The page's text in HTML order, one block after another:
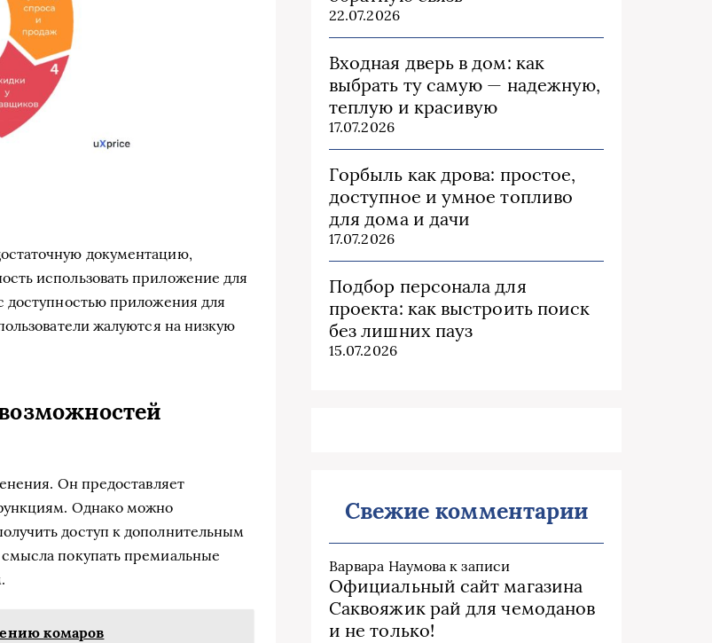
документацию,
использовать приложение для
доступностью приложения для
жалуются на низкую
Он предоставляет
Однако можно
доступ к дополнительным
покупать премиальные
комаров
22.07.2026
Входная дверь в дом: как
выбрать ту самую — надежную,
теплую и красивую
17.07.2026
Горбыль как дрова: простое,
доступное и умное топливо
для дома и дачи
17.07.2026
Подбор персонала для
проекта: как выстроить поиск
без лишних пауз
15.07.2026
Свежие комментарии
Варвара Наумова к записи
Официальный сайт магазина
Саквояжик рай для чемоданов
и не только!